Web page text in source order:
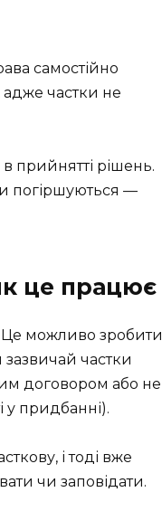
самостійно
адже частки не
прийнятті рішень.
погіршуються —
це працює
Це можливо зробити
частки
договором або не
придбанні).
і тоді вже
чи заповідати.